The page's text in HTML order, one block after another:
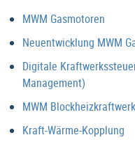
MWM Gasmotoren
Neuentwicklung MWM
Digitale
Management)
MWM
Kraft-Wärme-Kopplung